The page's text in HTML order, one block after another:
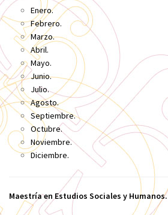
Enero.
Febrero.
Marzo.
Abril.
Mayo.
Junio.
Julio.
Agosto.
Septiembre.
Octubre.
Noviembre.
Diciembre.
Maestría en Estudios Sociales y Humanos.